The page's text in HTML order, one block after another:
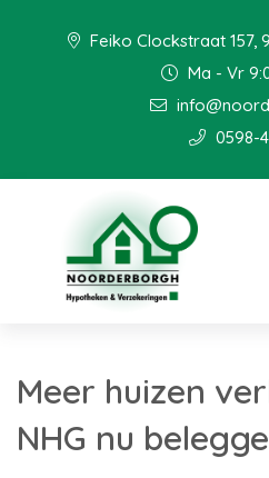
Feiko Clockstraat 157,
Ma - Vr
0598-
Meer huizen
NHG nu